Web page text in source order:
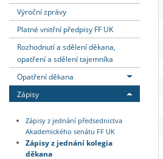
Výroční zprávy
Platné vnitřní předpisy FF UK
Rozhodnutí a sdělení děkana,
opatření a sdělení tajemníka
Opatření děkana
Zápisy
Zápisy z jednání předsednictva
Akademického senátu FF UK
Zápisy z jednání kolegia
děkana